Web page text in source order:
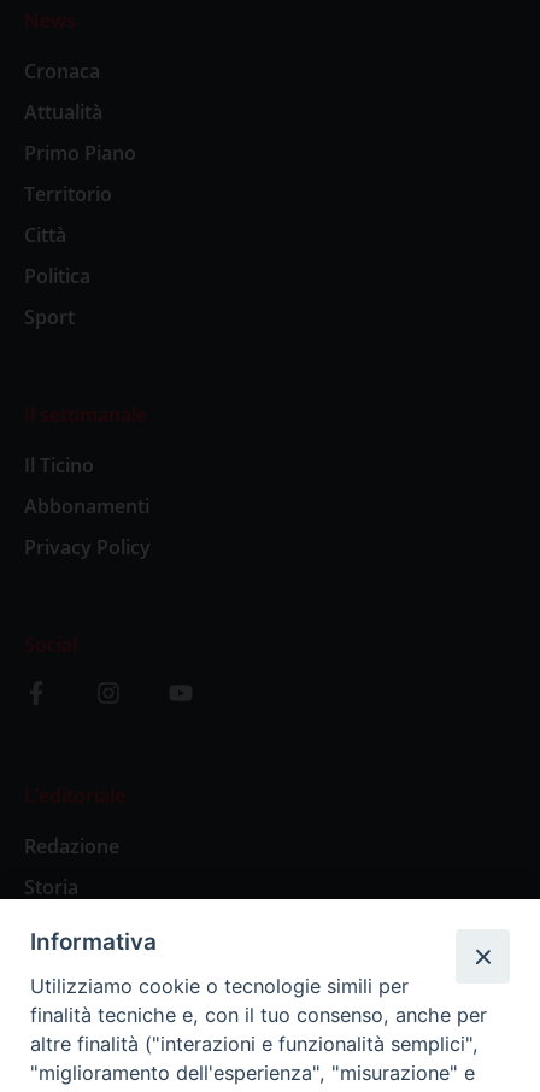
News
Cronaca
Attualità
Primo Piano
Territorio
Città
Politica
Sport
Il settimanale
Il Ticino
Abbonamenti
Privacy Policy
Social
L’editoriale
Redazione
Storia
Abbonamenti
Abbonamento Annuale Digitale
Abbonamento Annuale Cartaceo
Informativa
Utilizziamo cookie o tecnologie simili per
finalità tecniche e, con il tuo consenso, anche per
altre finalità ("interazioni e funzionalità semplici",
"miglioramento dell'esperienza", "misurazione" e